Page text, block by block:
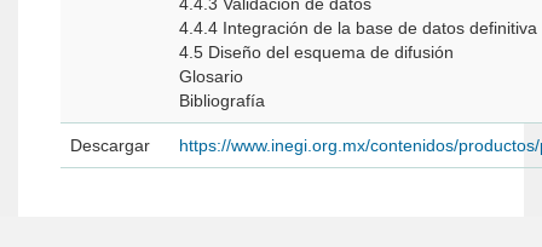
4.4.4 Integración de la base de datos definitiva
4.5 Diseño del esquema de difusión
Glosario
Bibliografía
Descargar https://www.inegi.org.mx/contenidos/